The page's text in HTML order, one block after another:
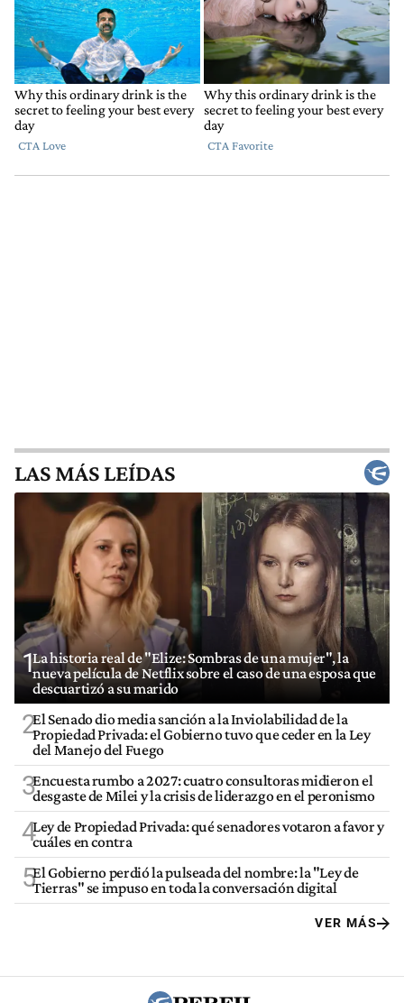
LAS MÁS LEÍDAS
1La historia real de "Elize: Sombras de una mujer", la
nueva película de Netflix sobre el caso de una esposa que
descuartizó a su marido
2El Senado dio media sanción a la Inviolabilidad de la
Propiedad Privada: el Gobierno tuvo que ceder en la Ley
del Manejo del Fuego
3Encuesta rumbo a 2027: cuatro consultoras midieron el
desgaste de Milei y la crisis de liderazgo en el peronismo
4Ley de Propiedad Privada: qué senadores votaron a favor y
cuáles en contra
5El Gobierno perdió la pulseada del nombre: la "Ley de
Tierras" se impuso en toda la conversación digital
VER MÁS